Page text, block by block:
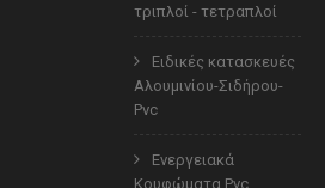
τριπλοί - τετραπλοί
Ειδικές κατασκευές
Αλουμινίου-Σιδήρου-
Pvc
Ενεργειακά
Κουφώματα Pvc,